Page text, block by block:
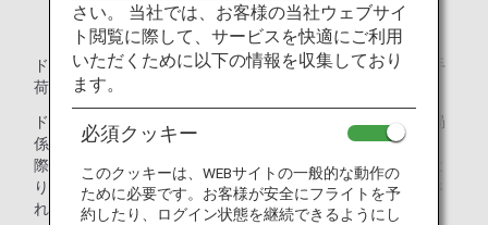
ドイツ連邦警察により、ドイツの空港を出発するお客様の手
荷物は不定期検査の対象となります。
ドイツ連邦警察により再検査が必要と判断された場合、当局
係員による中身の検査が行われることがございます。その
際、施錠されている手荷物は、状況によっては当局判断によ
り手荷物所有者、航空会社への告知なしに鍵を壊して検査さ
れる場合もございますのでご留意ください。
さい。 当社では、お客様の当社ウェブサイ
ト閲覧に際して、サービスを快適にご利用
いただくために以下の情報を収集しており
ます。
必須クッキー
このクッキーは、WEBサイトの一般的な動作の
ために必要です。お客様が安全にフライトを予
約したり、ログイン状態を継続できるようにし